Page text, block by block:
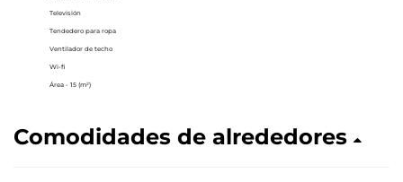
Televisión
Tendedero para ropa
Ventilador de techo
Wi-fi
Área - 15 (m²)
Comodidades de alrededores